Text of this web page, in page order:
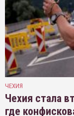
ЧЕХИЯ
Чехия стала
где